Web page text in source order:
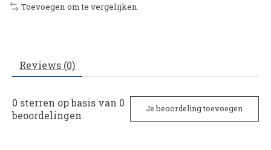
Toevoegen om te vergelijken
Reviews (0)
0 sterren op basis van 0
beoordelingen
Je beoordeling toevoegen